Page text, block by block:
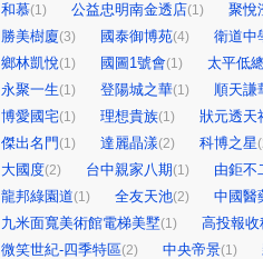
和慕(1) 公益忠明南金透店(1) 聚悅
勝美樹廈(3) 國泰御博苑(4) 衛道中
鄉林凱悅(1) 國圖1號會(1) 太平低
永聚一生(1) 登陽城之華(1) 順天謙
博愛國宅(1) 理想貴族(1) 狀元透天
傑出名門 (1) 達麗晶漾(2) 科博之星
大國度(2) 台中親家八期(1) 由鉅不
龍邦綠園道(1) 全友天池(2) 中國醫
九米面寬美術館電梯美墅(1) 高投報
微笑世紀-四季特區(2) 中央帝景(1)